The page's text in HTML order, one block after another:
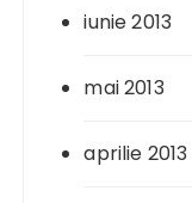
iunie 2013
mai 2013
aprilie 2013